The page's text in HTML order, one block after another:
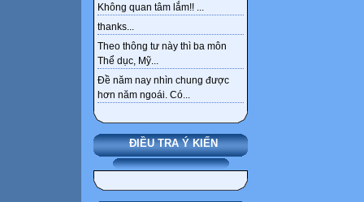
Không quan tâm lắm!! ...
thanks...
Theo thông tư này thì ba môn
Thể dục, Mỹ...
Đề năm nay nhìn chung được
hơn năm ngoái. Có...
ĐIỀU TRA Ý KIẾN